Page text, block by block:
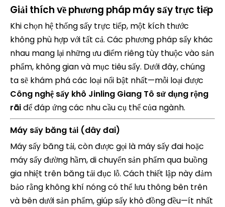
Giải thích về phương pháp máy sấy trực tiếp
Khi chọn hệ thống sấy trực tiếp, một kích thước
không phù hợp với tất cả. Các phương pháp sấy khác
nhau mang lại những ưu điểm riêng tùy thuộc vào sản
phẩm, không gian và mục tiêu sấy. Dưới đây, chúng
ta sẽ khám phá các loại nổi bật nhất—mỗi loại được
Công nghệ sấy khô Jinling Giang Tô sử dụng rộng
rãiđể đáp ứng các nhu cầu cụ thể của ngành.
Máy sấy băng tải (dây đai)
Máy sấy băng tải, còn được gọi là máy sấy đai hoặc
máy sấy đường hầm, di chuyển sản phẩm qua buồng
gia nhiệt trên băng tải đục lỗ. Cách thiết lập này đảm
bảo rằng không khí nóng có thể lưu thông bên trên
và bên dưới sản phẩm, giúp sấy khô đồng đều—ít nhất